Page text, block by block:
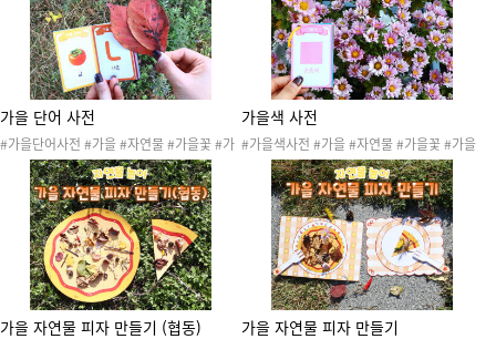
#물감놀이 #가을환경구성 #물감 #데칼코마
니 #데칼코마니놀이
활동 #바깥산책 #숲활동 #가을숲활동 #자연
물활동 #산책 #가을산책놀이
가을 단어 사전
#가을단어사전 #가을 #자연물 #가을꽃 #가
을열매 #낙엽 #은행잎 #단풍잎 #가을도안 #
가을활동 #가을자료 #가을만들기 #가을사전
#가을작은책 #가을도감 #가을단어 #바깥놀
이 #바깥활동 #바깥산책 #숲활동 #가을숲활
동 #자연물활동 #산책 #가을산책놀이
가을색 사전
#가을색사전 #가을 #자연물 #가을꽃 #가을
열매 #낙엽 #은행잎 #단풍잎 #가을도안 #가
을활동 #가을자료 #가을만들기 #가을사전 #
가을작은책 #가을도감 #색 #바깥놀이 #바깥
활동 #바깥산책 #숲활동 #가을숲활동 #자연
물활동 #산책 #가을산책놀이
가을 자연물 피자 만들기 (협동) 가을 자연물 피자 만들기